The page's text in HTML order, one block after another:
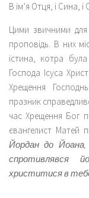
В ім’я Отця, і Сина,
Цими звичними
проповідь. В них
істина, котра
Господа Ісуса
Хрещення
празник
час Хрещення Бог
євангелист Матей
Йордан до
спротивлявся
христитися в